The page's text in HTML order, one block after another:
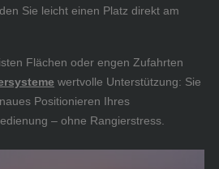
Sie leicht einen Platz direkt am
Flächen oder engen Zufahrten
wertvolle Unterstützung: Sie
Positionieren Ihres
– ohne Rangierstress.